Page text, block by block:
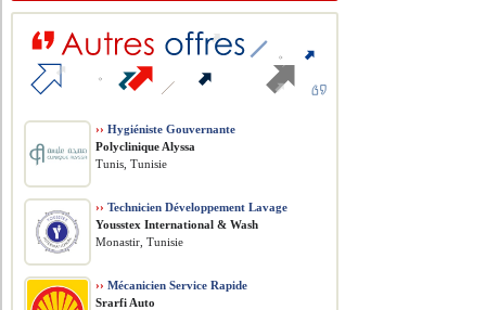
›› Hygiéniste Gouvernante
Polyclinique Alyssa
Tunis, Tunisie
›› Technicien Développement Lavage
Yousstex International & Wash
Monastir, Tunisie
›› Mécanicien Service Rapide
Srarfi Auto